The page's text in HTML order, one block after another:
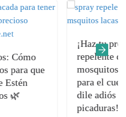
que
¡Haz tu propio
repelente de
mosquitos casero
para el cuerpo y
dile adiós a las
picaduras! 🦟✋